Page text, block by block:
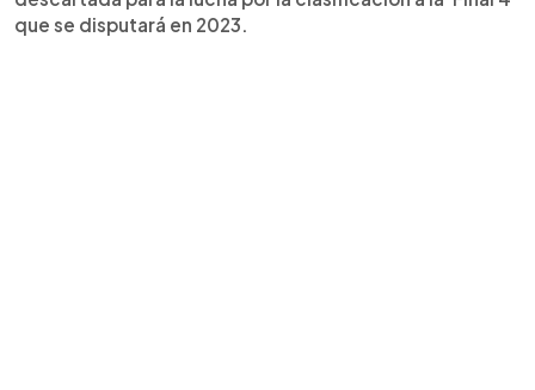
que se disputará en 2023.